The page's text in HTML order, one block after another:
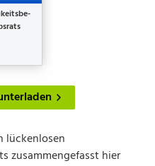
lückenlosen
zusammengefasst hier